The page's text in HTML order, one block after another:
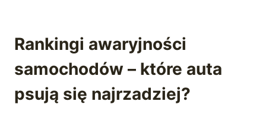
Rankingi awaryjności
samochodów – które auta
psują się najrzadziej?